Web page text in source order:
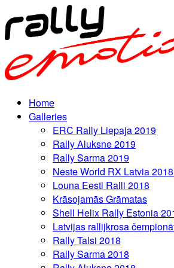
Home
Galleries
ERC Rally Liepaja 2019
Rally Aluksne 2019
Rally Sarma 2019
Neste World RX Latvia
Louna Eesti Ralli 2018
Krāsojamās Grāmatas
Shell Helix Rally Estonia
Latvijas rallijkrosa
Rally Talsi 2018
Rally Sarma 2018